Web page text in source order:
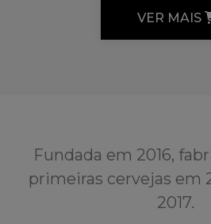
VER MAIS
Fundada em 2016,
primeiras cervejas em
2017.